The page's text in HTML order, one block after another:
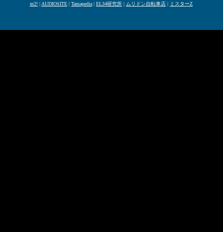
m2! | AUDIOSITE | Tamapedia | EL34研究所 | ムリドン自転車店 | ミスターZ